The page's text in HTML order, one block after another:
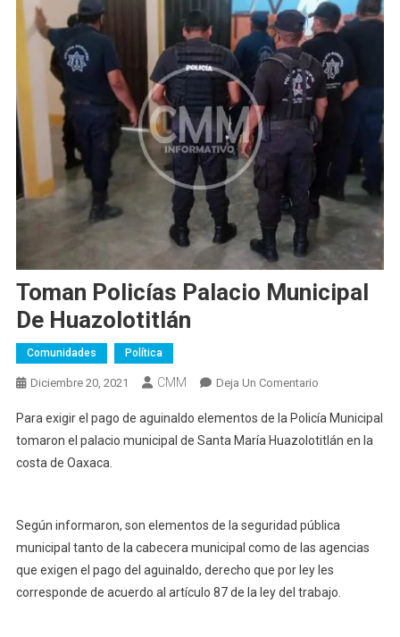
Toman Policías Palacio Municipal
De Huazolotitlán
Comunidades Política
Diciembre 20, 2021 CMM Deja Un ComentarioEn
Policías
Palacio
Para exigir el pago de aguinaldo elementos de la Policía Municipal
tomaron el palacio municipal de Santa María Huazolotitlán en la
costa de Oaxaca.
Según informaron, son elementos de la seguridad pública
municipal tanto de la cabecera municipal como de las agencias
que exigen el pago del aguinaldo, derecho que por ley les
corresponde de acuerdo al artículo 87 de la ley del trabajo.